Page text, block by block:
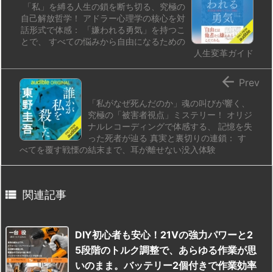
「私」を縛る人生の鎖を断ち切る、究極の
自己解放哲学！ アドラー心理学の核心を対
話形式で体感： 「嫌われる勇気」を持つこ
とで、 すべての悩みから自由になるための
人生変革ガイド
「私がなぜ死んだのか」魂の叫びが響く、
究極の「被害者視点」ミステリー！ オリジ
ナルレコーディングで体感する、 記憶を失
った死者が辿る 真実と裏切りの連鎖： す
べてを覆す戦慄の結末まで、耳が離せない没入体験
 Prev
 関連記事
DIY初心者も安心！21Vの強力パワーと2
5段階のトルク調整で、あらゆる作業が思
いのまま。バッテリー2個付きで作業効率